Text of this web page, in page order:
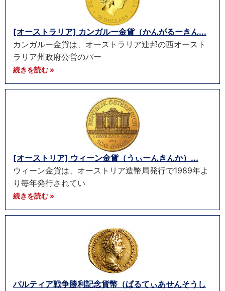
[オーストラリア] カンガルー金貨（かんがるーきん...
カンガルー金貨は、オーストラリア連邦の西オースト
ラリア州政府公営のパー
続きを読む »
[オーストリア] ウィーン金貨（うぃーんきんか）...
ウィーン金貨は、オーストリア造幣局発行で1989年よ
り毎年発行されてい
続きを読む »
パルティア戦争勝利記念貨幣（ぱるてぃあせんそうし